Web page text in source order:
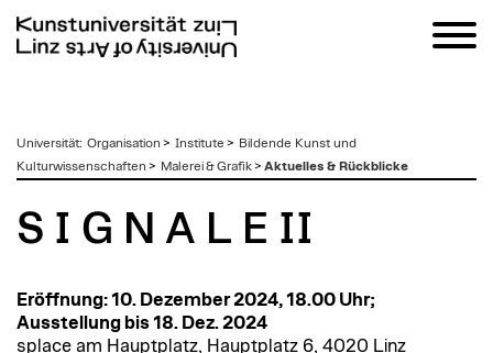
zum
Inhalt
Universität: Organisation > Institute > Bildende Kunst und
Kulturwissenschaften > Malerei & Grafik> Aktuelles & Rückblicke
S I G N A L E II
Eröffnung: 10. Dezember 2024, 18.00 Uhr;
Ausstellung bis 18. Dez. 2024
splace am Hauptplatz, Hauptplatz 6, 4020 Linz